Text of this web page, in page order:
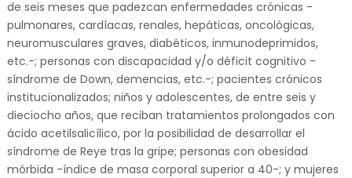
de seis meses que padezcan enfermedades crónicas -
pulmonares, cardíacas, renales, hepáticas, oncológicas,
neuromusculares graves, diabéticos, inmunodeprimidos,
etc.-; personas con discapacidad y/o déficit cognitivo -
síndrome de Down, demencias, etc.-; pacientes crónicos
institucionalizados; niños y adolescentes, de entre seis y
dieciocho años, que reciban tratamientos prolongados con
ácido acetilsalicílico, por la posibilidad de desarrollar el
síndrome de Reye tras la gripe; personas con obesidad
mórbida -índice de masa corporal superior a 40-; y mujeres